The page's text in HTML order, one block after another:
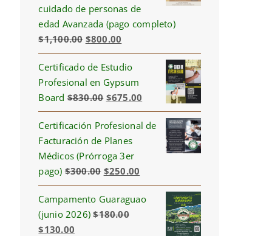
cuidado de personas de
edad Avanzada (pago completo)
$1,100.00 Original
price
was:
$1,100.00.
$800.00
price
is:
$800.00.
Certificado de Estudio
Profesional en Gypsum
Board $830.00 Original
price
was:
$830.00.
$675.00 Current
price
is:
$675.00.
Certificación Profesional de
Facturación de Planes
Médicos (Prórroga 3er
pago) $300.00 Original
price
was:
$300.00.
$250.00
price
is:
$250.00.
Campamento Guaraguao
(junio 2026) $180.00
Original
$130.00